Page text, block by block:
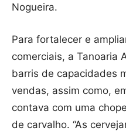
Nogueira.
Para fortalecer e
comerciais, a Tanoaria
barris de capacidades
vendas, assim como,
contava com uma
de carvalho. “As